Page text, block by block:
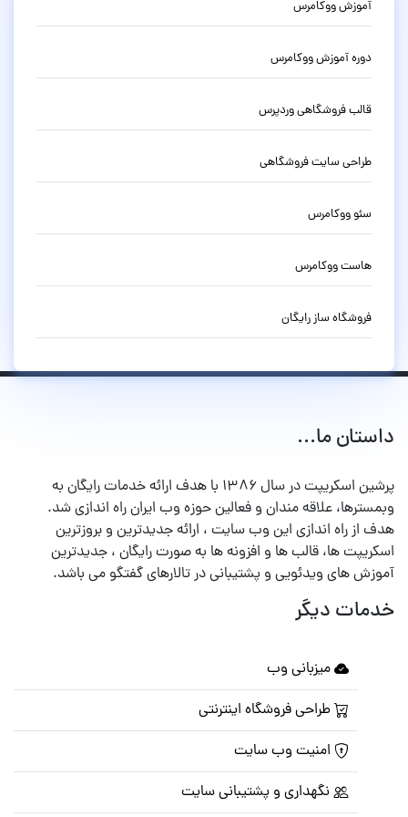
آموزش ووکامرس
دوره آموزش ووکامرس
قالب فروشگاهی وردپرس
طراحی سایت فروشگاهی
سئو ووکامرس
هاست ووکامرس
فروشگاه ساز رایگان
داستان ما...
پرشین اسکریپت در سال ۱۳۸۶ با هدف ارائه خدمات رایگان به
وبمسترها، علاقه مندان و فعالین حوزه وب ایران راه اندازی شد.
هدف از راه اندازی این وب سایت ، ارائه جدیدترین و بروزترین
اسکریپت ها، قالب ها و افزونه ها به صورت رایگان ، جدیدترین
آموزش های ویدئویی و پشتیبانی در تالارهای گفتگو می باشد.
خدمات دیگر
میزبانی وب
طراحی فروشگاه اینترنتی
امنیت وب سایت
نگهداری و پشتیبانی سایت